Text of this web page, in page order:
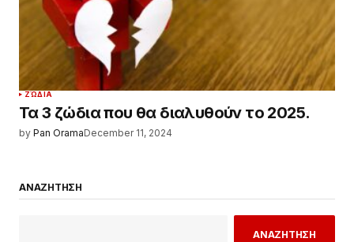
ΖΏΔΙΑ
Τα 3 ζώδια που θα διαλυθούν το 2025.
by Pan OramaDecember 11, 2024
ΑΝΑΖΗΤΗΣΗ
ΑΝΑΖΗΤΗΣΗ